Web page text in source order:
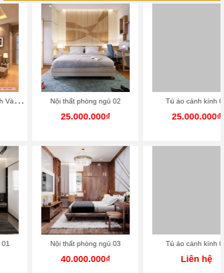
Nội thất phòng ngủ 02
25.000.000₫
Nội thất phòng ngủ 03
40.000.000₫
Tủ áo cánh kính 01
25.000.000₫
Tủ áo cánh kính 02
Liên hệ